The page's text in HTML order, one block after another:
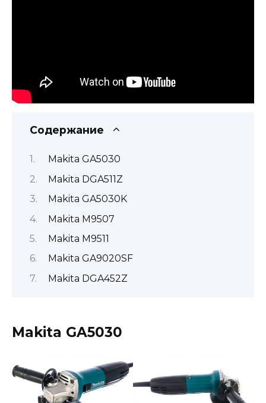
Содержание
Makita GA5030
Makita DGA511Z
Makita GA5030K
Makita M9507
Makita M9511
Makita GA9020SF
Makita DGA452Z
Makita GA5030